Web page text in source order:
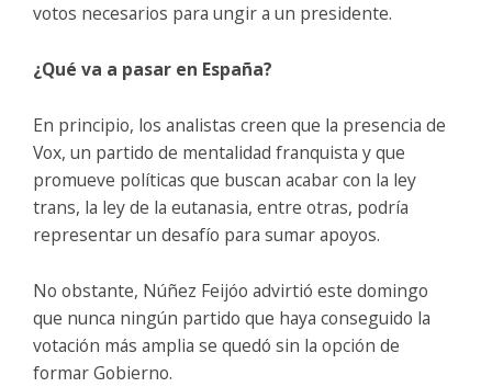
votos necesarios para ungir a un presidente.
¿Qué va a pasar en España?
En principio, los analistas creen que la presencia de
Vox, un partido de mentalidad franquista y que
promueve políticas que buscan acabar con la ley
trans, la ley de la eutanasia, entre otras, podría
representar un desafío para sumar apoyos.
No obstante, Núñez Feijóo advirtió este domingo
que nunca ningún partido que haya conseguido la
votación más amplia se quedó sin la opción de
formar Gobierno.